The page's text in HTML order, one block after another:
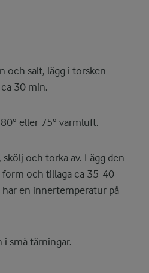
och salt, lägg i torsken
30 min.
eller 75° varmluft.
skölj och torka av. Lägg den
form och tillaga ca 35-40
en innertemperatur på
i små tärningar.